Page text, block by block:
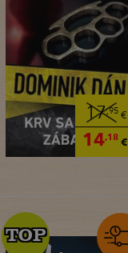
17,95€
14,18€
TOP
TOP